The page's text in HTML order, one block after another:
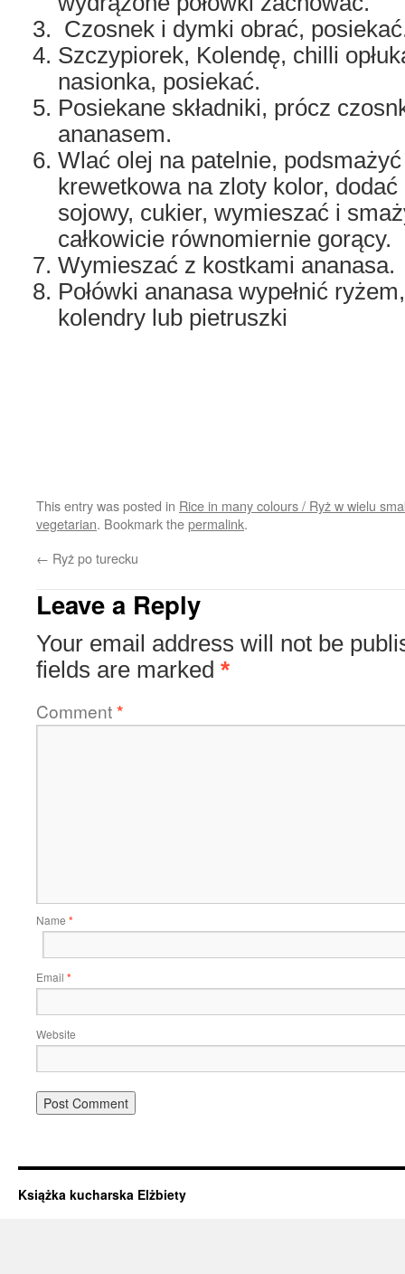
Czosnek i dymki obrać,
Szczypiorek, Kolendę, chilli
nasionka, posiekać.
Posiekane składniki, prócz
ananasem.
Wlać olej na patelnie,
krewetkowa na zloty kolor,
sojowy, cukier, wymieszać i
całkowicie równomiernie gorący.
Wymieszać z kostkami ananasa.
Połówki ananasa wypełnić
kolendry lub pietruszki
This entry was posted in Rice in many colours / Ryż w wielu
vegetarian. Bookmark thepermalink.
← Ryż po turecku
Leave a Reply
Your email address will not be
fields are marked *
Comment*
Name *
Email *
Website
Książka kucharska Elżbiety